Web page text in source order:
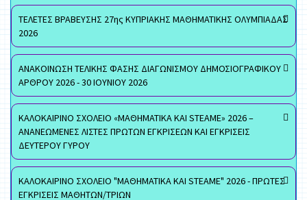
ΤΕΛΕΤΕΣ ΒΡΑΒΕΥΣΗΣ 27ης ΚΥΠΡΙΑΚΗΣ ΜΑΘΗΜΑΤΙΚΗΣ ΟΛΥΜΠΙΑΔΑΣ
2026
ΑΝΑΚΟΙΝΩΣΗ ΤΕΛΙΚΗΣ ΦΑΣΗΣ ΔΙΑΓΩΝΙΣΜΟΥ ΔΗΜΟΣΙΟΓΡΑΦΙΚΟΥ
ΑΡΘΡΟΥ 2026 - 30 ΙΟΥΝΙΟΥ 2026
ΚΑΛΟΚΑΙΡΙΝΟ ΣΧΟΛΕΙΟ «ΜΑΘΗΜΑΤΙΚΑ ΚΑΙ STEAME» 2026 –
ΑΝΑΝΕΩΜΕΝΕΣ ΛΙΣΤΕΣ ΠΡΩΤΩΝ ΕΓΚΡΙΣΕΩΝ ΚΑΙ ΕΓΚΡΙΣΕΙΣ
ΔΕΥΤΕΡΟΥ ΓΥΡΟΥ
ΚΑΛΟΚΑΙΡΙΝΟ ΣΧΟΛΕΙΟ "ΜΑΘΗΜΑΤΙΚΑ ΚΑΙ STEAME" 2026 - ΠΡΩΤΕΣ
ΕΓΚΡΙΣΕΙΣ ΜΑΘΗΤΩΝ/ΤΡΙΩΝ